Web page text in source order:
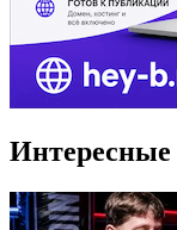
Интересные